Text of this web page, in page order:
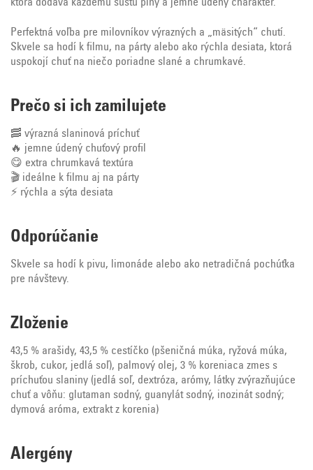
ktorá dodáva každému sústu plný a jemne údený charakter.
Perfektná voľba pre milovníkov výrazných a „mäsitých“ chutí.
Skvele sa hodí k filmu, na párty alebo ako rýchla desiata, ktorá
uspokojí chuť na niečo poriadne slané a chrumkavé.
Prečo si ich zamilujete
🥓 výrazná slaninová príchuť
🔥 jemne údený chuťový profil
😋 extra chrumkavá textúra
🎬 ideálne k filmu aj na párty
⚡ rýchla a sýta desiata
Odporúčanie
Skvele sa hodí k pivu, limonáde alebo ako netradičná pochúťka
pre návštevy.
Zloženie
43,5 % arašidy, 43,5 % cestíčko (pšeničná múka, ryžová múka,
škrob, cukor, jedlá soľ), palmový olej, 3 % koreniaca zmes s
príchuťou slaniny (jedlá soľ, dextróza, arómy, látky zvýrazňujúce
chuť a vôňu: glutaman sodný, guanylát sodný, inozinát sodný;
dymová aróma, extrakt z korenia)
Alergény